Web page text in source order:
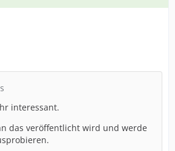
interessant.
das veröffentlicht wird und werde